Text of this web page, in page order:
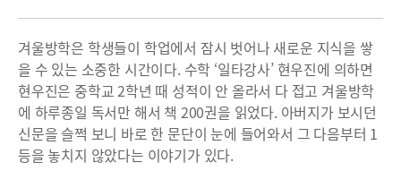
겨울방학은 학생들이 학업에서 잠시 벗어나 새로운 지식을 쌓
을 수 있는 소중한 시간이다. 수학 ‘일타강사’ 현우진에 의하면
현우진은 중학교 2학년 때 성적이 안 올라서 다 접고 겨울방학
에 하루종일 독서만 해서 책 200권을 읽었다. 아버지가 보시던
신문을 슬쩍 보니 바로 한 문단이 눈에 들어와서 그 다음부터 1
등을 놓치지 않았다는 이야기가 있다.